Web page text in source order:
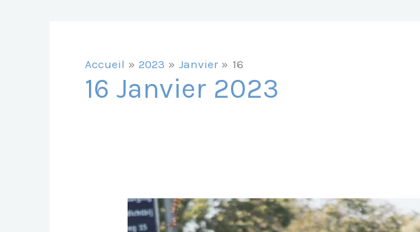
Accueil 2023 Janvier 16
16 Janvier 2023